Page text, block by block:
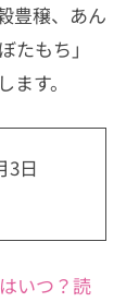
豊穣、あん
たもち」
す。
3日
いつ？読